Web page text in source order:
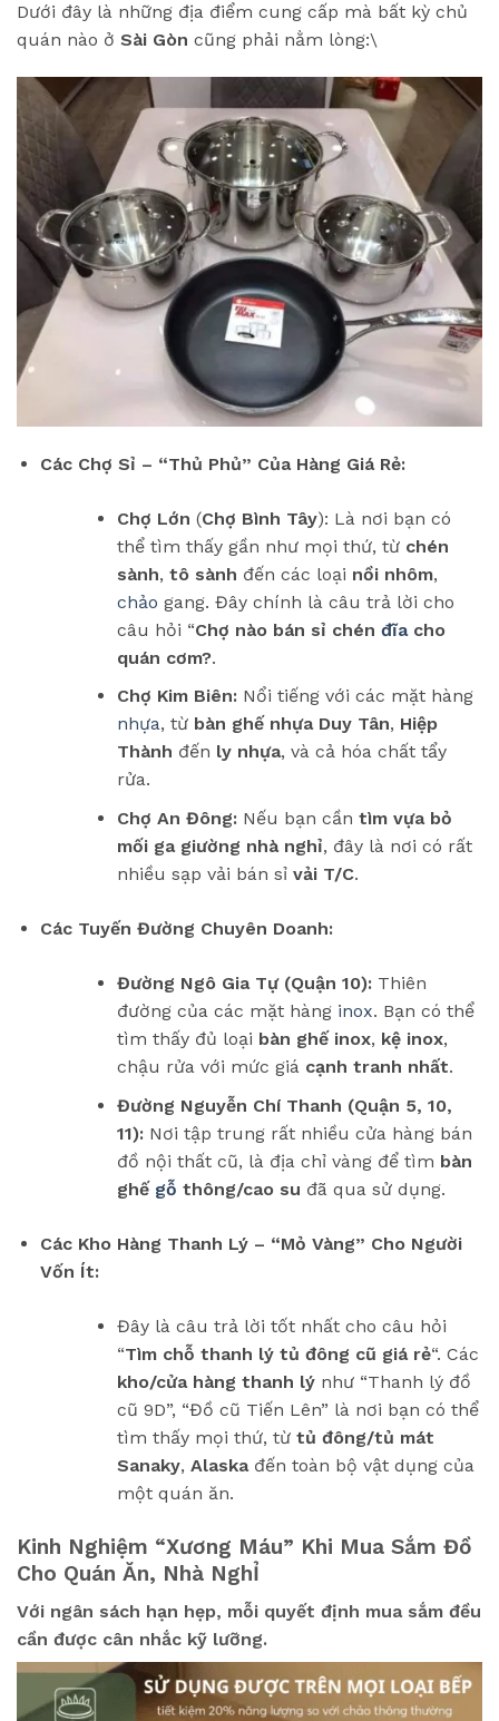
Dưới đây là những địa điểm cung cấp mà bất kỳ chủ
quán nào ở Sài Gòn cũng phải nằm lòng:\
Các Chợ Sỉ – “Thủ Phủ” Của Hàng Giá Rẻ:
Chợ Lớn (Chợ Bình Tây): Là nơi bạn có
thể tìm thấy gần như mọi thứ, từ chén
sành, tô sành đến các loại nồi nhôm,
chảo gang. Đây chính là câu trả lời cho
câu hỏi “Chợ nào bán sỉ chén đĩacho
quán cơm?.
Chợ Kim Biên:Nổi tiếng với các mặt hàng
nhựa, từ bàn ghế nhựa Duy Tân, Hiệp
Thành đến ly nhựa, và cả hóa chất tẩy
rửa.
Chợ An Đông:Nếu bạn cần tìm vựa bỏ
mối ga giường nhà nghỉ, đây là nơi có rất
nhiều sạp vải bán sỉ vải T/C.
Các Tuyến Đường Chuyên Doanh:
Đường Ngô Gia Tự (Quận 10):Thiên
đường của các mặt hàng inox. Bạn có thể
tìm thấy đủ loại bàn ghế inox, kệ inox,
chậu rửa với mức giá cạnh tranh nhất.
Đường Nguyễn Chí Thanh (Quận 5, 10,
11):Nơi tập trung rất nhiều cửa hàng bán
đồ nội thất cũ, là địa chỉ vàng để tìm bàn
ghế gỗ thông/cao su đã qua sử dụng.
Các Kho Hàng Thanh Lý – “Mỏ Vàng” Cho Người
Vốn Ít:
Đây là câu trả lời tốt nhất cho câu hỏi
“Tìm chỗ thanh lý tủ đông cũ giá rẻ“. Các
kho/cửa hàng thanh lýnhư “Thanh lý đồ
cũ 9D”, “Đồ cũ Tiến Lên” là nơi bạn có thể
tìm thấy mọi thứ, từ tủ đông/tủ mát
Sanaky, Alaskađến toàn bộ vật dụng của
một quán ăn.
Kinh Nghiệm “Xương Máu” Khi Mua Sắm Đồ
Cho Quán Ăn, Nhà NghỈ
Với ngân sách hạn hẹp, mỗi quyết định mua sắm đều
cần được cân nhắc kỹ lưỡng.